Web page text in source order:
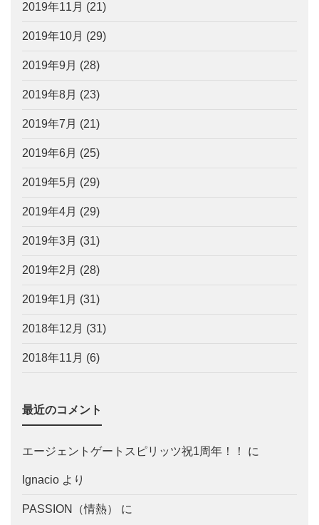
2019年11月 (21)
2019年10月 (29)
2019年9月 (28)
2019年8月 (23)
2019年7月 (21)
2019年6月 (25)
2019年5月 (29)
2019年4月 (29)
2019年3月 (31)
2019年2月 (28)
2019年1月 (31)
2018年12月 (31)
2018年11月 (6)
最近のコメント
エージェントゲートスピリッツ祝1周年！！ に
Ignacio より
PASSION（情熱） に